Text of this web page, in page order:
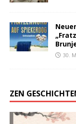
30.
ZEN